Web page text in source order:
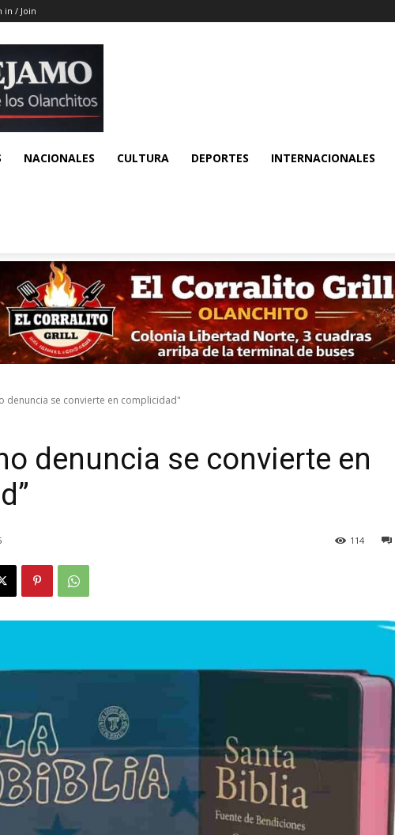
in / Join
NACIONALES CULTURA DEPORTES INTERNACIONALES
denuncia se convierte en complicidad"
denuncia se convierte en
114